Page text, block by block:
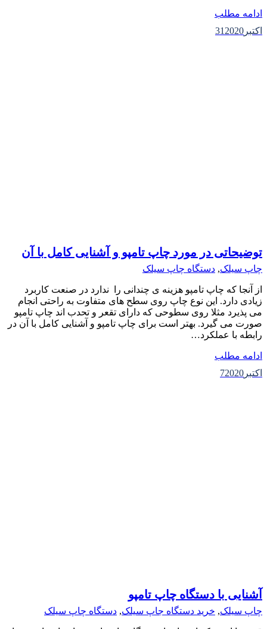
ادامه مطلب
اکتبر
31 2020
توضیحاتی در مورد چاپ تامپو و آشنایی کامل با آن
چاپ سیلک, دستگاه چاپ سیلک
از آنجا که چاپ تامپو هزینه ی چندانی را ندارد در صنعت کاربرد
زیادی دارد. این نوع چاپ روی سطح های متفاوت به راحتی انجام
می پذیرد مثلا روی سطوحی که دارای تقعر و تحدب اند چاپ تامپو
صورت می گیرد. بهتر است برای چاپ تامپو و آشنایی کامل با آن در
رابطه با عملکرد…
ادامه مطلب
اکتبر
72020
آشنایی با دستگاه چاپ تامپو
چاپ سیلک, خرید دستگاه جاپ سیلک, دستگاه چاپ سیلک